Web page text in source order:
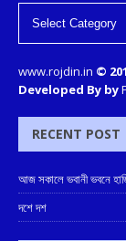
www.rojdin.in ©
Developed By by
RECENT POST
আজ সকালে ভবানী ভবনে
দশে দশ